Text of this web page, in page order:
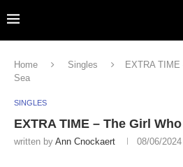
Home Singles
EXTRA
Sea
SINGLES
EXTRA TIME – The Girl
written by Ann Cnockaert 08/06/2024